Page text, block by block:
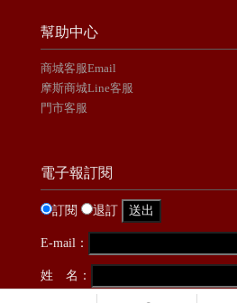
幫助中心
商城客服Email
摩斯商城Line客服
門市客服
電子報訂閱
訂閱 退訂
E-mail：
姓 名：